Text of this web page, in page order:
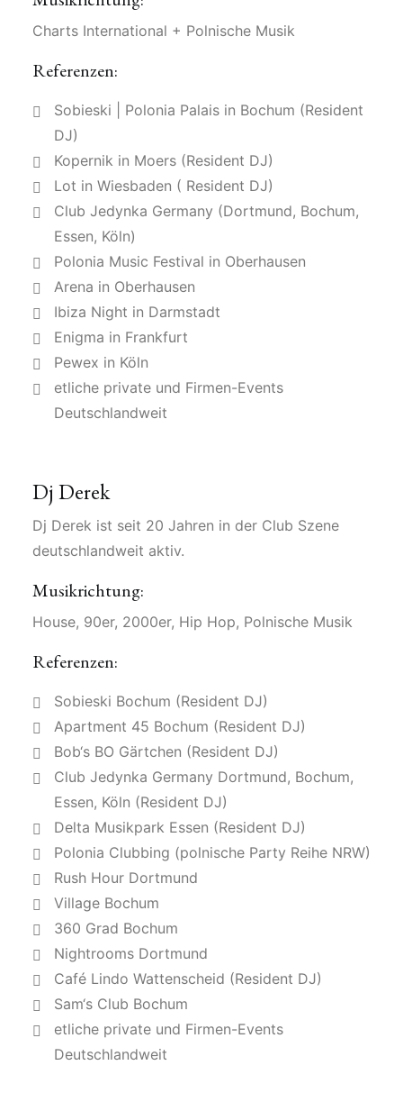
Charts International + Polnische Musik
Referenzen:
Sobieski | Polonia Palais in Bochum (Resident
DJ)
Kopernik in Moers (Resident DJ)
Lot in Wiesbaden ( Resident DJ)
Club Jedynka Germany (Dortmund, Bochum,
Essen, Köln)
Polonia Music Festival in Oberhausen
Arena in Oberhausen
Ibiza Night in Darmstadt
Enigma in Frankfurt
Pewex in Köln
etliche private und Firmen-Events
Deutschlandweit
Dj Derek
Dj Derek ist seit 20 Jahren in der Club Szene
deutschlandweit aktiv.
Musikrichtung:
House, 90er, 2000er, Hip Hop, Polnische Musik
Referenzen:
Sobieski Bochum (Resident DJ)
Apartment 45 Bochum (Resident DJ)
Bob‘s BO Gärtchen (Resident DJ)
Club Jedynka Germany Dortmund, Bochum,
Essen, Köln (Resident DJ)
Delta Musikpark Essen (Resident DJ)
Polonia Clubbing (polnische Party Reihe NRW)
Rush Hour Dortmund
Village Bochum
360 Grad Bochum
Nightrooms Dortmund
Café Lindo Wattenscheid (Resident DJ)
Sam‘s Club Bochum
etliche private und Firmen-Events
Deutschlandweit